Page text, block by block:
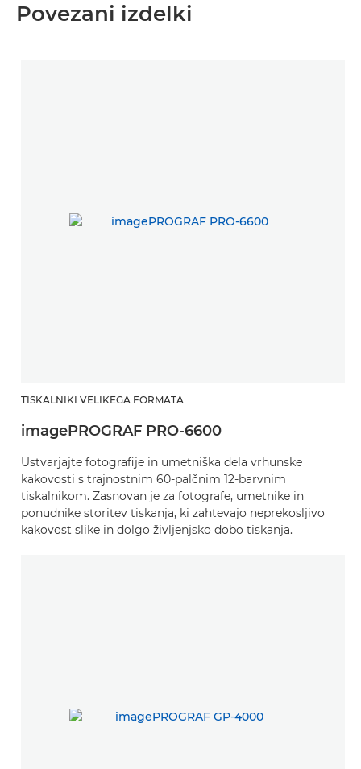
Povezani izdelki
TISKALNIKI VELIKEGA FORMATA
imagePROGRAF PRO-6600
Ustvarjajte fotografije in umetniška dela vrhunske
kakovosti s trajnostnim 60-palčnim 12-barvnim
tiskalnikom. Zasnovan je za fotografe, umetnike in
ponudnike storitev tiskanja, ki zahtevajo neprekosljivo
kakovost slike in dolgo življenjsko dobo tiskanja.